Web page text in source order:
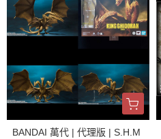
BANDAI 萬代 | 代理版 | S.H.M